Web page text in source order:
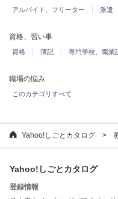
アルバイト、フリーター 派遣
資格、習い事
資格 簿記 専門学校、職業
職場の悩み
このカテゴリすべて
Yahoo!しごとカタログ
Yahoo!しごとカタログ
登録情報